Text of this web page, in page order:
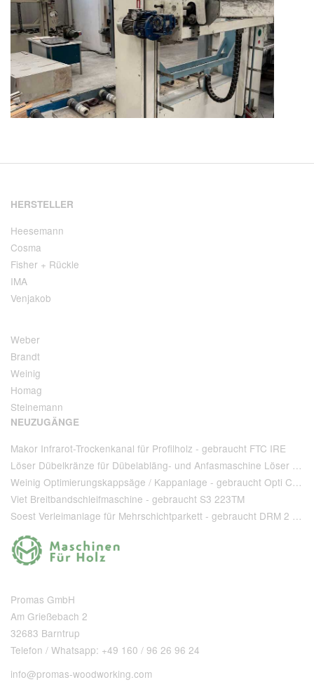
HERSTELLER
Heesemann
Cosma
Fisher + Rückle
IMA
Venjakob
Weber
Brandt
Weinig
Homag
Steinemann
NEUZUGÄNGE
Makor Infrarot-Trockenkanal für Profilholz - gebraucht FTC IRE
Löser Dübelkränze für Dübelabläng- und Anfasmaschine Löser Type AA 220 - gebraucht
Weinig Optimierungskappsäge / Kappanlage - gebraucht Opti Cut 90
Viet Breitbandschleifmaschine - gebraucht S3 223TM
Soest Verleimanlage für Mehrschichtparkett - gebraucht DRM 2 1 400 + T 80
Promas GmbH
Am Grießebach 2
32683 Barntrup
Telefon / Whatsapp: +49 160 / 96 26 96 24
info@promas-woodworking.com